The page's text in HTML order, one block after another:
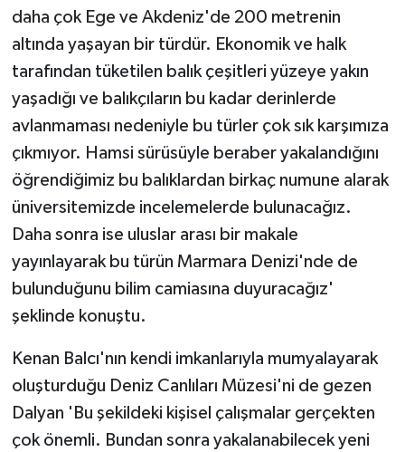
daha çok Ege ve Akdeniz'de 200 metrenin
altında yaşayan bir türdür. Ekonomik ve halk
tarafından tüketilen balık çeşitleri yüzeye yakın
yaşadığı ve balıkçıların bu kadar derinlerde
avlanmaması nedeniyle bu türler çok sık karşımıza
çıkmıyor. Hamsi sürüsüyle beraber yakalandığını
öğrendiğimiz bu balıklardan birkaç numune alarak
üniversitemizde incelemelerde bulunacağız.
Daha sonra ise uluslar arası bir makale
yayınlayarak bu türün Marmara Denizi'nde de
bulunduğunu bilim camiasına duyuracağız'
şeklinde konuştu.
Kenan Balcı'nın kendi imkanlarıyla mumyalayarak
oluşturduğu Deniz Canlıları Müzesi'ni de gezen
Dalyan 'Bu şekildeki kişisel çalışmalar gerçekten
çok önemli. Bundan sonra yakalanabilecek yeni